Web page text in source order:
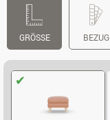
GRÖSSE BEZUG